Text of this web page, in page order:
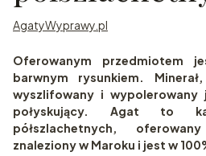
AgatyWyprawy.pl
Oferowanym przedmiotem
barwnym rysunkiem.
wyszlifowany i wypolerowany
połyskujący. Agat to
półszlachetnych,
znaleziony w Maroku i jest w